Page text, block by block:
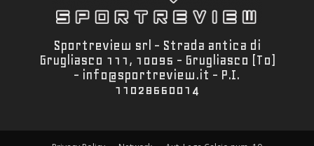
Sportreview srl - Strada antica di
Grugliasco 111, 10095 - Grugliasco (To)
- info@sportreview.it - P.I.
11028660014